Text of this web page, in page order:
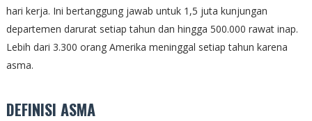
hari kerja. Ini bertanggung jawab untuk 1,5 juta kunjungan
departemen darurat setiap tahun dan hingga 500.000 rawat inap.
Lebih dari 3.300 orang Amerika meninggal setiap tahun karena
asma.
DEFINISI ASMA